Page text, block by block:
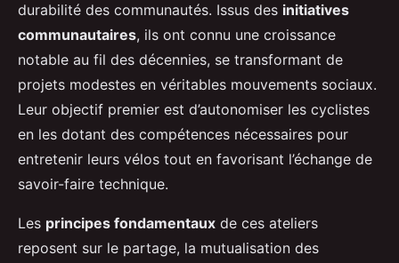
durabilité des communautés. Issus des initiatives
communautaires, ils ont connu une croissance
notable au fil des décennies, se transformant de
projets modestes en véritables mouvements sociaux.
Leur objectif premier est d’autonomiser les cyclistes
en les dotant des compétences nécessaires pour
entretenir leurs vélos tout en favorisant l’échange de
savoir-faire technique.
Les principes fondamentaux de ces ateliers
reposent sur le partage, la mutualisation des